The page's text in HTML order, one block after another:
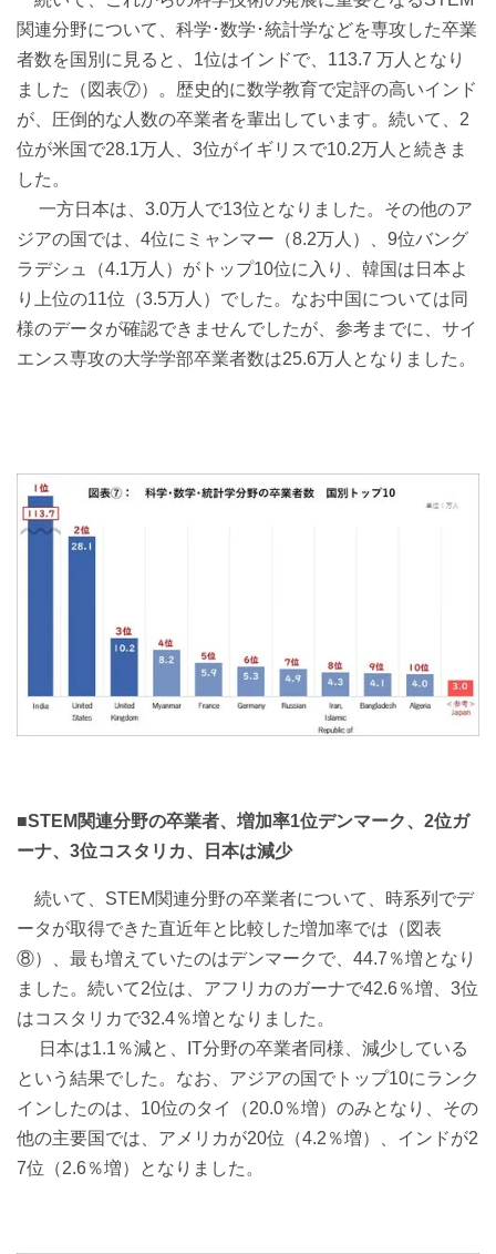
関連分野について、科学･数学･統計学などを専攻した卒業
者数を国別に見ると、1位はインドで、113.7 万人となり
ました（図表⑦）。歴史的に数学教育で定評の高いインド
が、圧倒的な人数の卒業者を輩出しています。続いて、2
位が米国で28.1万人、3位がイギリスで10.2万人と続きま
した。
一方日本は、3.0万人で13位となりました。その他のア
ジアの国では、4位にミャンマー（8.2万人）、9位バング
ラデシュ（4.1万人）がトップ10位に入り、韓国は日本よ
り上位の11位（3.5万人）でした。なお中国については同
様のデータが確認できませんでしたが、参考までに、サイ
エンス専攻の大学学部卒業者数は25.6万人となりました。
■STEM関連分野の卒業者、増加率1位デンマーク、2位ガ
ーナ、3位コスタリカ、日本は減少
続いて、STEM関連分野の卒業者について、時系列でデ
ータが取得できた直近年と比較した増加率では（図表
⑧）、最も増えていたのはデンマークで、44.7％増となり
ました。続いて2位は、アフリカのガーナで42.6％増、3位
はコスタリカで32.4％増となりました。
日本は1.1％減と、IT分野の卒業者同様、減少している
という結果でした。なお、アジアの国でトップ10にランク
インしたのは、10位のタイ（20.0％増）のみとなり、その
他の主要国では、アメリカが20位（4.2％増）、インドが2
7位（2.6％増）となりました。